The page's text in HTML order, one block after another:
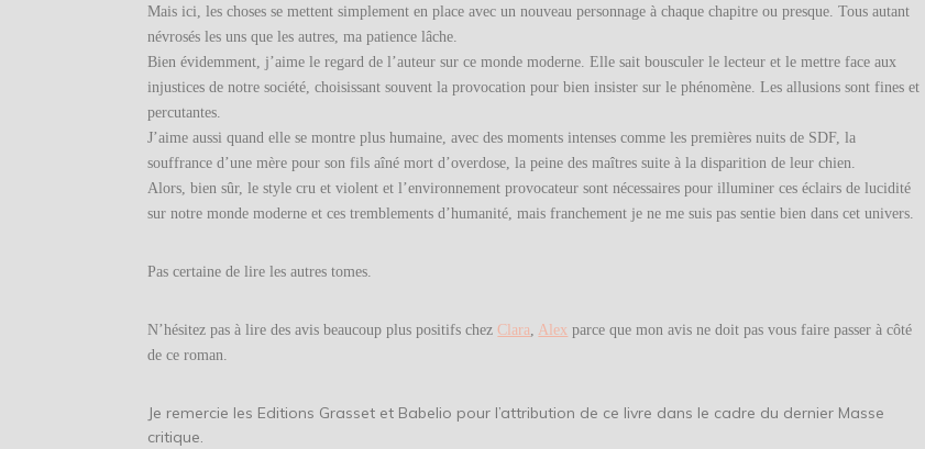
Mais ici, les choses se mettent simplement en place avec un nouveau personnage à chaque chapitre ou presque. Tous autant
névrosés les uns que les autres, ma patience lâche.
Bien évidemment, j’aime le regard de l’auteur sur ce monde moderne. Elle sait bousculer le lecteur et le mettre face aux
injustices de notre société, choisissant souvent la provocation pour bien insister sur le phénomène. Les allusions sont fines et
percutantes.
J’aime aussi quand elle se montre plus humaine, avec des moments intenses comme les premières nuits de SDF, la
souffrance d’une mère pour son fils aîné mort d’overdose, la peine des maîtres suite à la disparition de leur chien.
Alors, bien sûr, le style cru et violent et l’environnement provocateur sont nécessaires pour illuminer ces éclairs de lucidité
sur notre monde moderne et ces tremblements d’humanité, mais franchement je ne me suis pas sentie bien dans cet univers.
Pas certaine de lire les autres tomes.
N’hésitez pas à lire des avis beaucoup plus positifs chezClara, Alex parce que mon avis ne doit pas vous faire passer à côté
de ce roman.
Je remercie les Editions Grasset et Babelio pour l’attribution de ce livre dans le cadre du dernier Masse
critique.